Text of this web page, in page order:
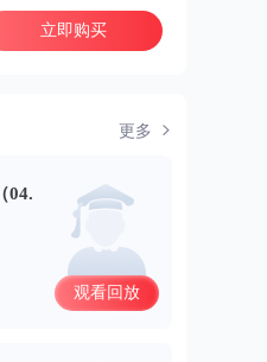
立即购买
更多
04.
观看回放